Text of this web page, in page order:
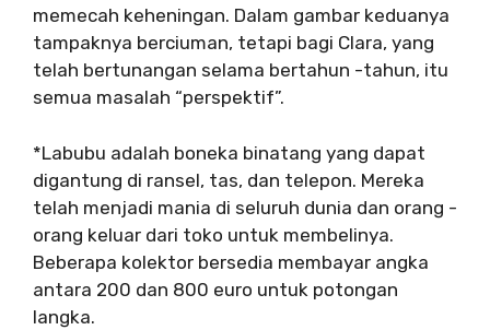
memecah keheningan. Dalam gambar keduanya
tampaknya berciuman, tetapi bagi Clara, yang
telah bertunangan selama bertahun -tahun, itu
semua masalah “perspektif”.
*Labubu adalah boneka binatang yang dapat
digantung di ransel, tas, dan telepon. Mereka
telah menjadi mania di seluruh dunia dan orang -
orang keluar dari toko untuk membelinya.
Beberapa kolektor bersedia membayar angka
antara 200 dan 800 euro untuk potongan
langka.